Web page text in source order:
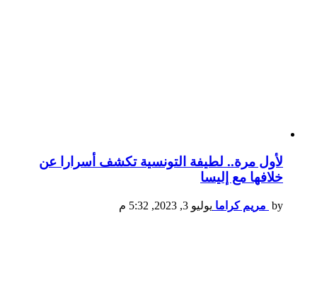
لأول مرة.. لطيفة التونسية تكشف أسرارا عن
خلافها مع إليسا
by مريم كراما يوليو 3, 2023, 5:32 م